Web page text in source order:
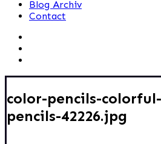
Blog Archiv
Contact
color-pencils-
pencils-42226.jpg